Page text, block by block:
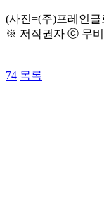
(사진=(주)프레인글
※ 저작권자 ⓒ 무비
74 목록